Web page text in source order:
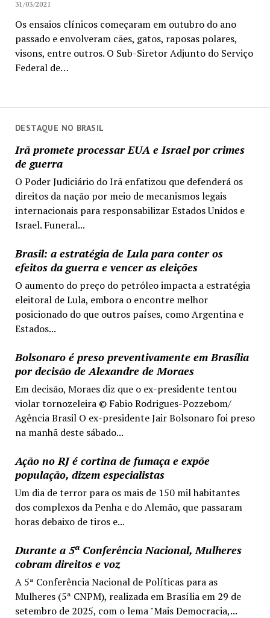
DESTAQUE NO BRASIL
Irã promete processar EUA e Israel por crimes
de guerra
O Poder Judiciário do Irã enfatizou que defenderá os
direitos da nação por meio de mecanismos legais
internacionais para responsabilizar Estados Unidos e
Israel. Funeral...
Brasil: a estratégia de Lula para conter os
efeitos da guerra e vencer as eleições
O aumento do preço do petróleo impacta a estratégia
eleitoral de Lula, embora o encontre melhor
posicionado do que outros países, como Argentina e
Estados...
Bolsonaro é preso preventivamente em Brasília
por decisão de Alexandre de Moraes
Em decisão, Moraes diz que o ex-presidente tentou
violar tornozeleira © Fabio Rodrigues-Pozzebom/
Agência Brasil O ex-presidente Jair Bolsonaro foi preso
na manhã deste sábado...
Ação no RJ é cortina de fumaça e expõe
população, dizem especialistas
Um dia de terror para os mais de 150 mil habitantes
dos complexos da Penha e do Alemão, que passaram
horas debaixo de tiros e...
Durante a 5ª Conferência Nacional, Mulheres
cobram direitos e voz
A 5ª Conferência Nacional de Políticas para as
Mulheres (5ª CNPM), realizada em Brasília em 29 de
setembro de 2025, com o lema "Mais Democracia,...
31/03/2021
Os ensaios clínicos começaram em outubro do ano
passado e envolveram cães, gatos, raposas polares,
visons, entre outros. O Sub-Siretor Adjunto do Serviço
Federal de…